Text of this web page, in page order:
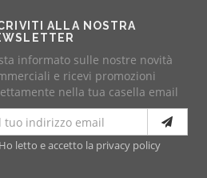
ALLA NOSTRA
informato sulle nostre novità
e ricevi promozioni
nella tua casella email
Ho letto e accetto la privacy policy